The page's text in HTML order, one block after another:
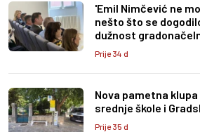
'Emil Nimčević ne
nešto što se
dužnost
Prije 34 d
Nova pametna
srednje škole i
Prije 35 d